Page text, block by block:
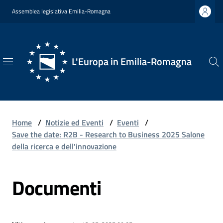
Vai al contenuto
Vai alla navigazione
Vai al footer
Assemblea legislativa Emilia-Romagna
L'Europa in Emilia-Romagna
L'Europa
Romagna
Siamo
Home / Notizie ed Eventi / Eventi /
Save the date: R2B - Research to Business 2025 Salone
della ricerca e dell'innovazione
Documenti